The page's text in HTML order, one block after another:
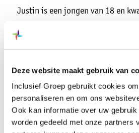
Deze website maakt gebruik van
Inclusief Groep gebruikt cookies
personaliseren en om ons
Ook kan informatie over uw
worden gedeeld met onze partners
Justin is een jongen van 18 en
verstoord, omdat hij al een
dagritme was lastig, maar na
dit steeds beter. Hij werkt nu 4
magazijn van Inclusief Groep en
zich als een vis in het water! Zijn
magazijn zijn erg blij met hem.